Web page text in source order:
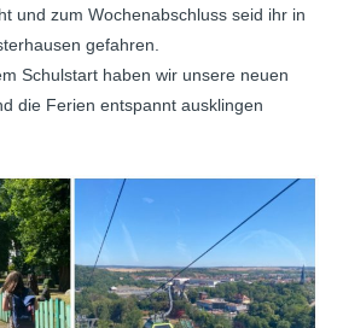
und zum Wochenabschluss seid ihr in
gefahren.
Schulstart haben wir unsere neuen
die Ferien entspannt ausklingen